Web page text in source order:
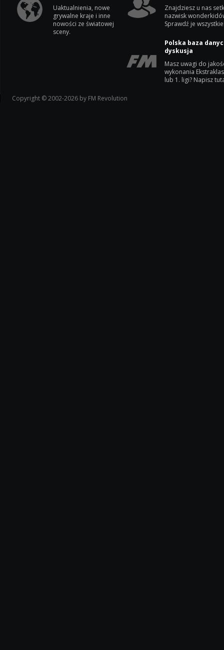
Uaktualnienia, nowe
grywalne kraje i inne
nowości ze światowej
sceny.
Znajdziesz u nas
nazwisk
Sprawdź je
Polska baza
dyskusja
Masz uwagi do
wykonania
lub 1. ligi? Napisz
Copyright © 2002-2026 by FM Revolution